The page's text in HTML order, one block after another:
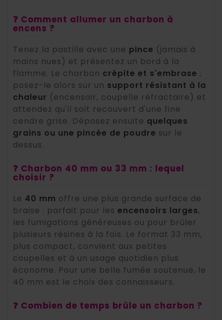
❓ Comment allumer un charbon à
encens ?
Tenez la pastille avec une pince (jamais à
mains nues) et présentez un bord à la
flamme. Le charbon crépite et s'embrase ;
posez-le alors sur un support résistant à la
chaleur (encensoir, coupelle réfractaire) et
attendez qu'il soit recouvert d'une fine
cendre grise. Déposez ensuite quelques
grains ou une pincée de poudre sur le
dessus.
❓ Charbon 40 mm ou 33 mm : lequel
choisir ?
Le 40 mm offre une plus grande surface de
braise : parfait pour les encensoirs larges,
les fumigations généreuses ou pour brûler
plusieurs résines à la fois. Le format 33 mm,
plus compact, convient aux petites
coupelles et à un usage quotidien plus
économe. Pour une belle fumée soutenue, le
40 mm est le choix des connaisseurs.
❓ Combien de temps brûle un charbon ?